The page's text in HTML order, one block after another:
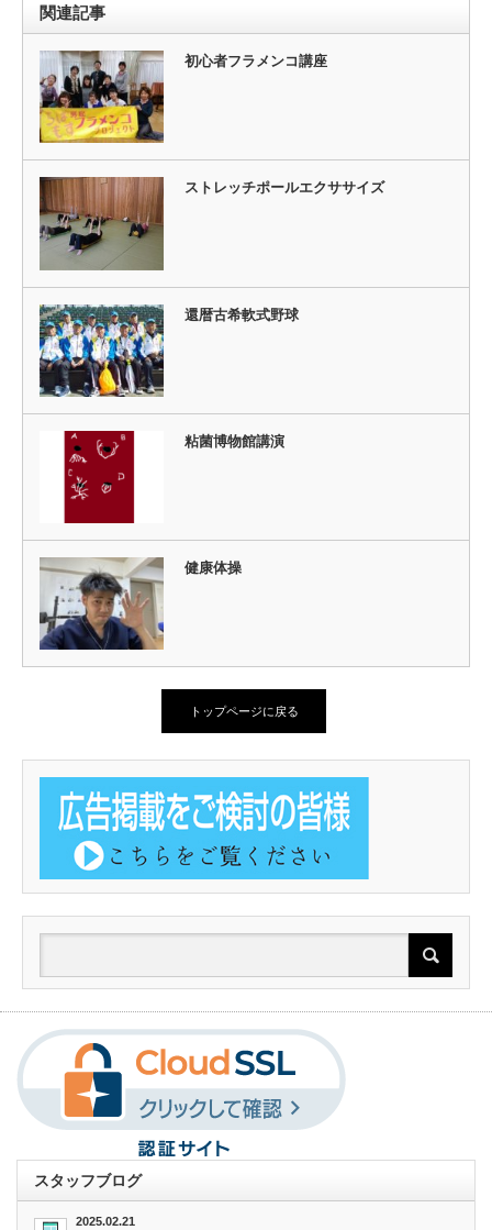
関連記事
初心者フラメンコ講座
ストレッチポールエクササイズ
還暦古希軟式野球
粘菌博物館講演
健康体操
トップページに戻る
スタッフブログ
2025.02.21